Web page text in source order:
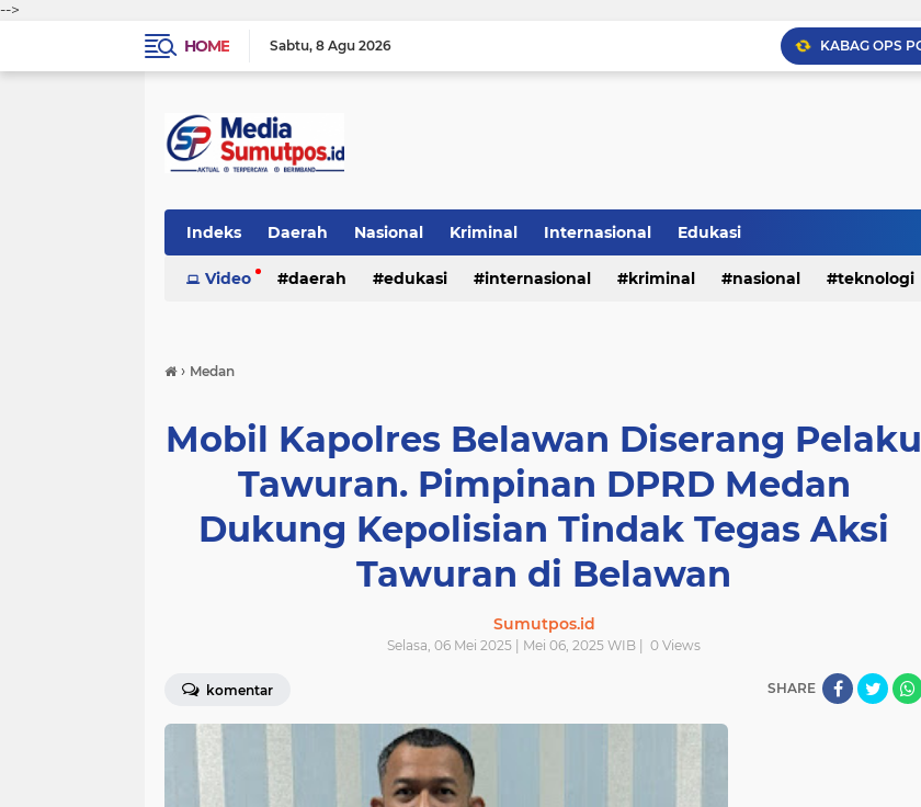
-->
HOME
Sabtu 8 Agu 2026
Indeks Daerah Nasional Kriminal Internasional Edukasi
Video daerah edukasi internasional kriminal nasional teknologi
› Medan
Mobil Kapolres Belawan Diserang Pelaku
Tawuran. Pimpinan DPRD Medan
Dukung Kepolisian Tindak Tegas Aksi
Tawuran di Belawan
Sumutpos.id
Selasa, 06 Mei 2025 | Mei 06, 2025 WIB | 0 Views
komentar SHARE